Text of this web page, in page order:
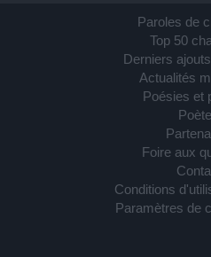
Paroles de
Top 50
Derniers
Actualités
Poésies et
Foire aux
Conditions
Paramètres de